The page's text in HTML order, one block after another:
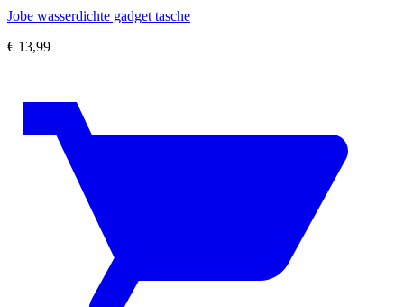
Jobe wasserdichte gadget tasche
€ 13,99